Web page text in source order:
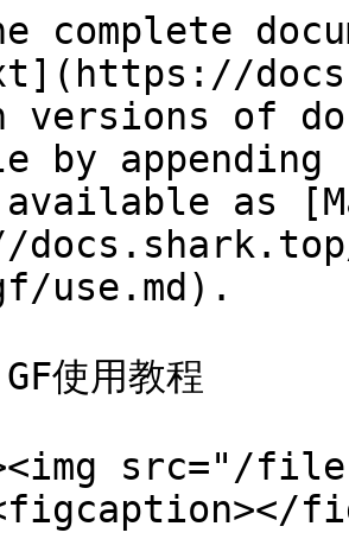
complete
versions of
by
as
use.md).
使用教程
src="/